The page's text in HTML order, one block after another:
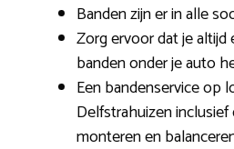
Banden zijn er in alle
Zorg ervoor dat je altijd
banden onder je auto
Een bandenservice op
Delfstrahuizen
monteren en